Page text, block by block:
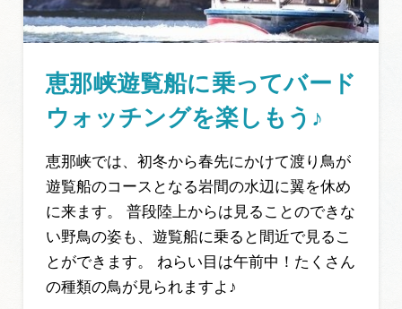
恵那峡遊覧船に乗ってバード
ウォッチングを楽しもう♪
恵那峡では、初冬から春先にかけて渡り鳥が
遊覧船のコースとなる岩間の水辺に翼を休め
に来ます。 普段陸上からは見ることのできな
い野鳥の姿も、遊覧船に乗ると間近で見るこ
とができます。 ねらい目は午前中！たくさん
の種類の鳥が見られますよ♪